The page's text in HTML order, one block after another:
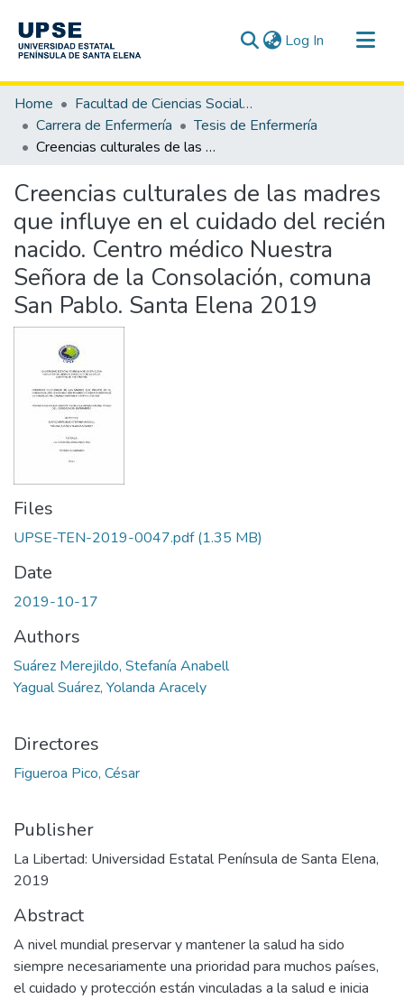
Log In (current)
Communities & Collections
All of DSpace
Statistics
Home
Facultad de Ciencias Sociales y de la Salud
Carrera de Enfermería
Tesis de Enfermería
Creencias culturales de las madres que influye en el cuidado del recién nacido. Centro médico Nuestra Señora de la Consolación, comuna San Pablo. Santa Elena 2019
Creencias culturales de las madres
que influye en el cuidado del recién
nacido. Centro médico Nuestra
Señora de la Consolación, comuna
San Pablo. Santa Elena 2019
Files
UPSE-TEN-2019-0047.pdf(1.35 MB)
Date
2019-10-17
Authors
Suárez Merejildo, Stefanía Anabell
Yagual Suárez, Yolanda Aracely
Directores
Figueroa Pico, César
Publisher
La Libertad: Universidad Estatal Península de Santa Elena,
2019
Abstract
A nivel mundial preservar y mantener la salud ha sido
siempre necesariamente una prioridad para muchos países,
el cuidado y protección están vinculadas a la salud e inicia